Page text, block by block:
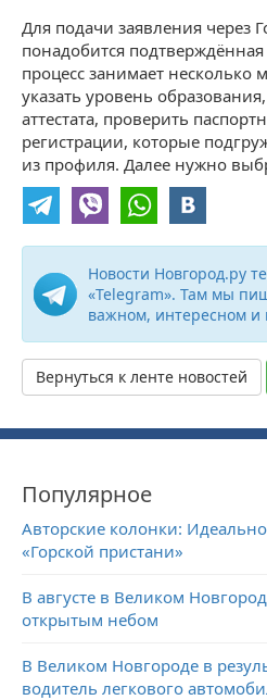
Для подачи заявления через
понадобится подтверждённая
процесс занимает несколько
указать уровень
аттестата, проверить
регистрации, которые
из профиля. Далее нужно
Новости Новгород.ру
«Telegram». Там мы
важном, интересном и
Вернуться к ленте новостей
Популярное
Авторские колонки:
«Горской пристани»
В августе в Великом
открытым небом
В Великом Новгороде в
водитель легкового